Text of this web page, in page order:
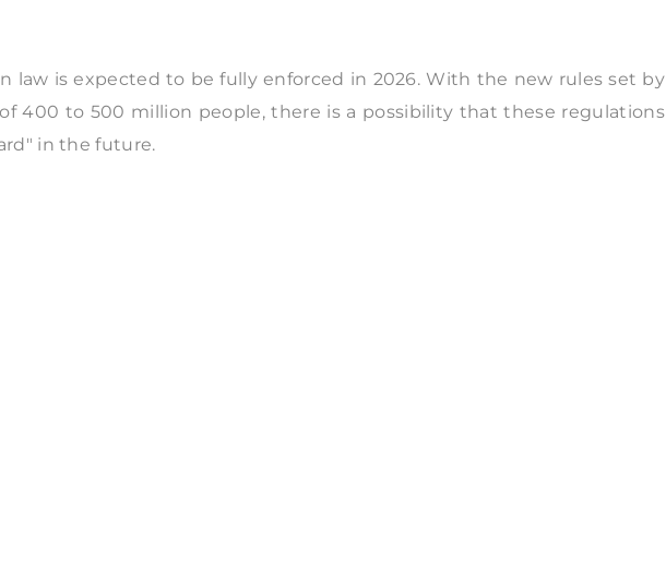
law is expected to be fully enforced in 2026. With the new rules set by
400 to 500 million people, there is a possibility that these regulations
in the future.